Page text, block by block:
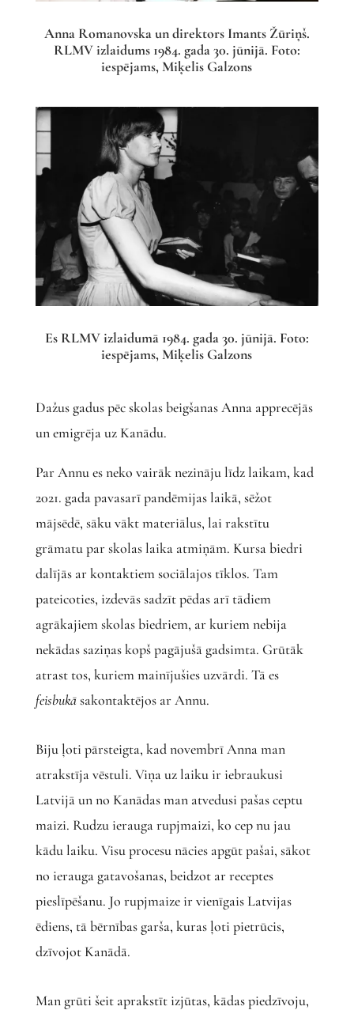
Anna Romanovska un direktors Imants Žūriņš.
RLMV izlaidums 1984. gada 30. jūnijā. Foto:
iespējams, Miķelis Galzons
Es RLMV izlaidumā 1984. gada 30. jūnijā. Foto:
iespējams, Miķelis Galzons
Dažus gadus pēc skolas beigšanas Anna apprecējās
un emigrēja uz Kanādu.
Par Annu es neko vairāk nezināju līdz laikam, kad
2021. gada pavasarī pandēmijas laikā, sēžot
mājsēdē, sāku vākt materiālus, lai rakstītu
grāmatu par skolas laika atmiņām. Kursa biedri
dalījās ar kontaktiem sociālajos tīklos. Tam
pateicoties, izdevās sadzīt pēdas arī tādiem
agrākajiem skolas biedriem, ar kuriem nebija
nekādas saziņas kopš pagājušā gadsimta. Grūtāk
atrast tos, kuriem mainījušies uzvārdi. Tā es
feisbukāsakontaktējos ar Annu.
Biju ļoti pārsteigta, kad novembrī Anna man
atrakstīja vēstuli. Viņa uz laiku ir iebraukusi
Latvijā un no Kanādas man atvedusi pašas ceptu
maizi. Rudzu ierauga rupjmaizi, ko cep nu jau
kādu laiku. Visu procesu nācies apgūt pašai, sākot
no ierauga gatavošanas, beidzot ar receptes
pieslīpēšanu. Jo rupjmaize ir vienīgais Latvijas
ēdiens, tā bērnības garša, kuras ļoti pietrūcis,
dzīvojot Kanādā.
Man grūti šeit aprakstīt izjūtas, kādas piedzīvoju,